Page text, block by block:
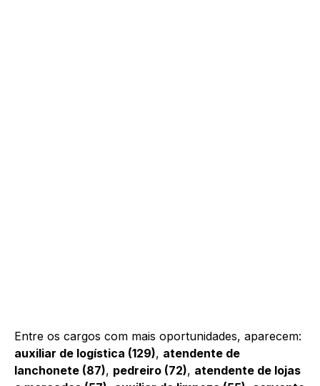
Entre os cargos com mais oportunidades, aparecem:
auxiliar de logística (129), atendente de
lanchonete (87), pedreiro (72), atendente de lojas